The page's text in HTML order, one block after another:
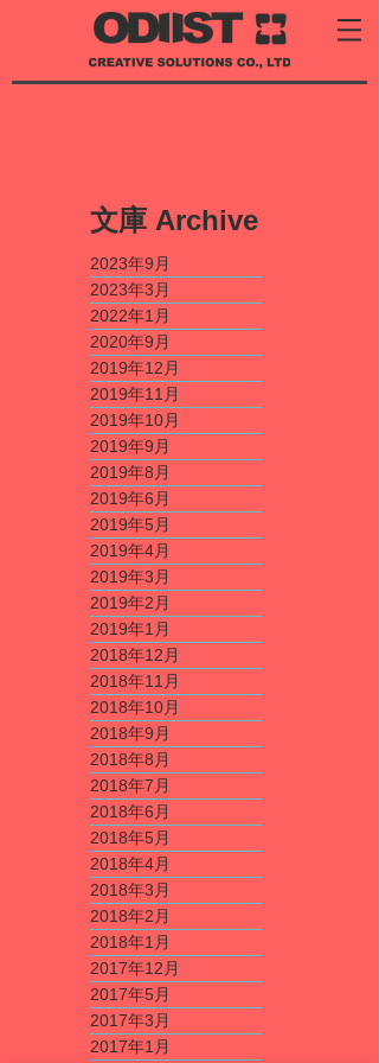
​文庫 Archive
2023年9月
2023年3月
2022年1月
2020年9月
2019年12月
2019年11月
2019年10月
2019年9月
2019年8月
2019年6月
2019年5月
2019年4月
2019年3月
2019年2月
2019年1月
2018年12月
2018年11月
2018年10月
2018年9月
2018年8月
2018年7月
2018年6月
2018年5月
2018年4月
2018年3月
2018年2月
2018年1月
2017年12月
2017年5月
2017年3月
2017年1月